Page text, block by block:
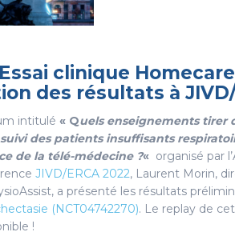
Essai clinique
des résultats à JIVD/
intitulé « Quels enseignements tirer
suivi des patients insuffisants
de la télé-médecine ?« organisé par
JIVD/ERCA 2022, Laurent Morin,
a présenté les résultats
(NCT04742270). Le replay de
!